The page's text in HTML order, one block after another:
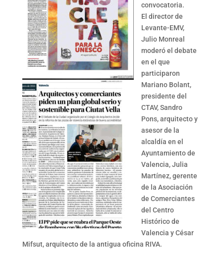
convocatoria.
El director de
Levante-EMV,
Julio Monreal
moderó el debate
en el que
participaron
Mariano Bolant,
presidente del
CTAV, Sandro
Pons, arquitecto y
asesor de la
alcaldía en el
Ayuntamiento de
Valencia, Julia
Martínez, gerente
de la Asociación
de Comerciantes
del Centro
Histórico de
Valencia y César
Mifsut, arquitecto de la antigua oficina RIVA.